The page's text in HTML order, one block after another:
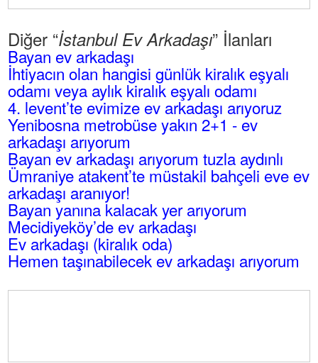
Diğer “İstanbul Ev Arkadaşı” İlanları
Bayan ev arkadaşı
İhtiyacın olan hangisi günlük kiralık eşyalı
odamı veya aylık kiralık eşyalı odamı
4. levent’te evimize ev arkadaşı arıyoruz
Yenibosna metrobüse yakın 2+1 - ev
arkadaşı arıyorum
Bayan ev arkadaşı arıyorum tuzla aydınlı
Ümraniye atakent’te müstakil bahçeli eve ev
arkadaşı aranıyor!
Bayan yanına kalacak yer arıyorum
Mecidiyeköy’de ev arkadaşı
Ev arkadaşı (kiralık oda)
Hemen taşınabilecek ev arkadaşı arıyorum